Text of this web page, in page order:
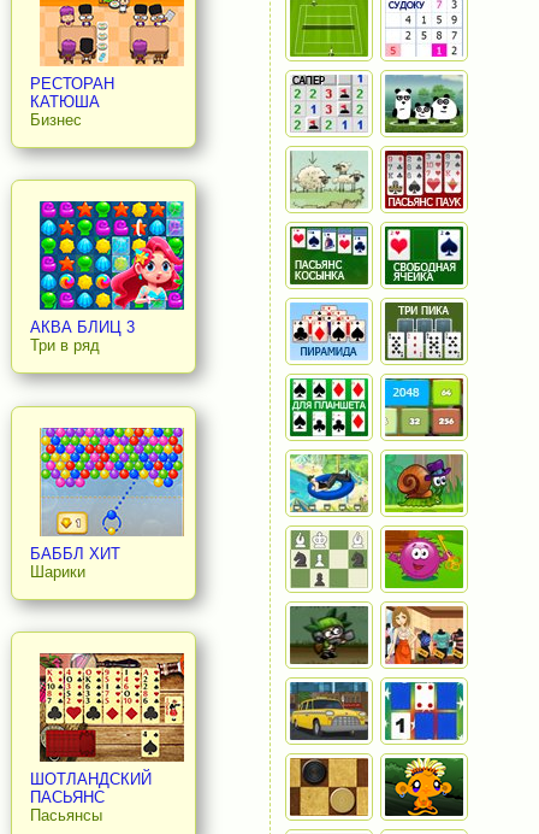
РЕСТОРАН
КАТЮША
Бизнес
АКВА БЛИЦ 3
Три в ряд
БАББЛ ХИТ
Шарики
ШОТЛАНДСКИЙ
ПАСЬЯНС
Пасьянсы